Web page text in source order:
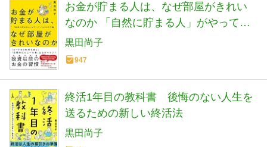
お金が貯まる人は、なぜ部屋がきれい
なのか 「自然に貯まる人」がやってい
る50の行動
黒田尚子
947
終活1年目の教科書 後悔のない人生を
送るための新しい終活法
黒田尚子